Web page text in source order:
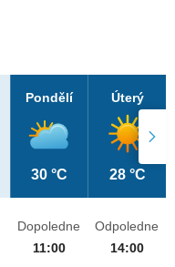
Pondělí
30 °C
Úterý
28 °C
Dopoledne
11:00
Odpoledne
14:00